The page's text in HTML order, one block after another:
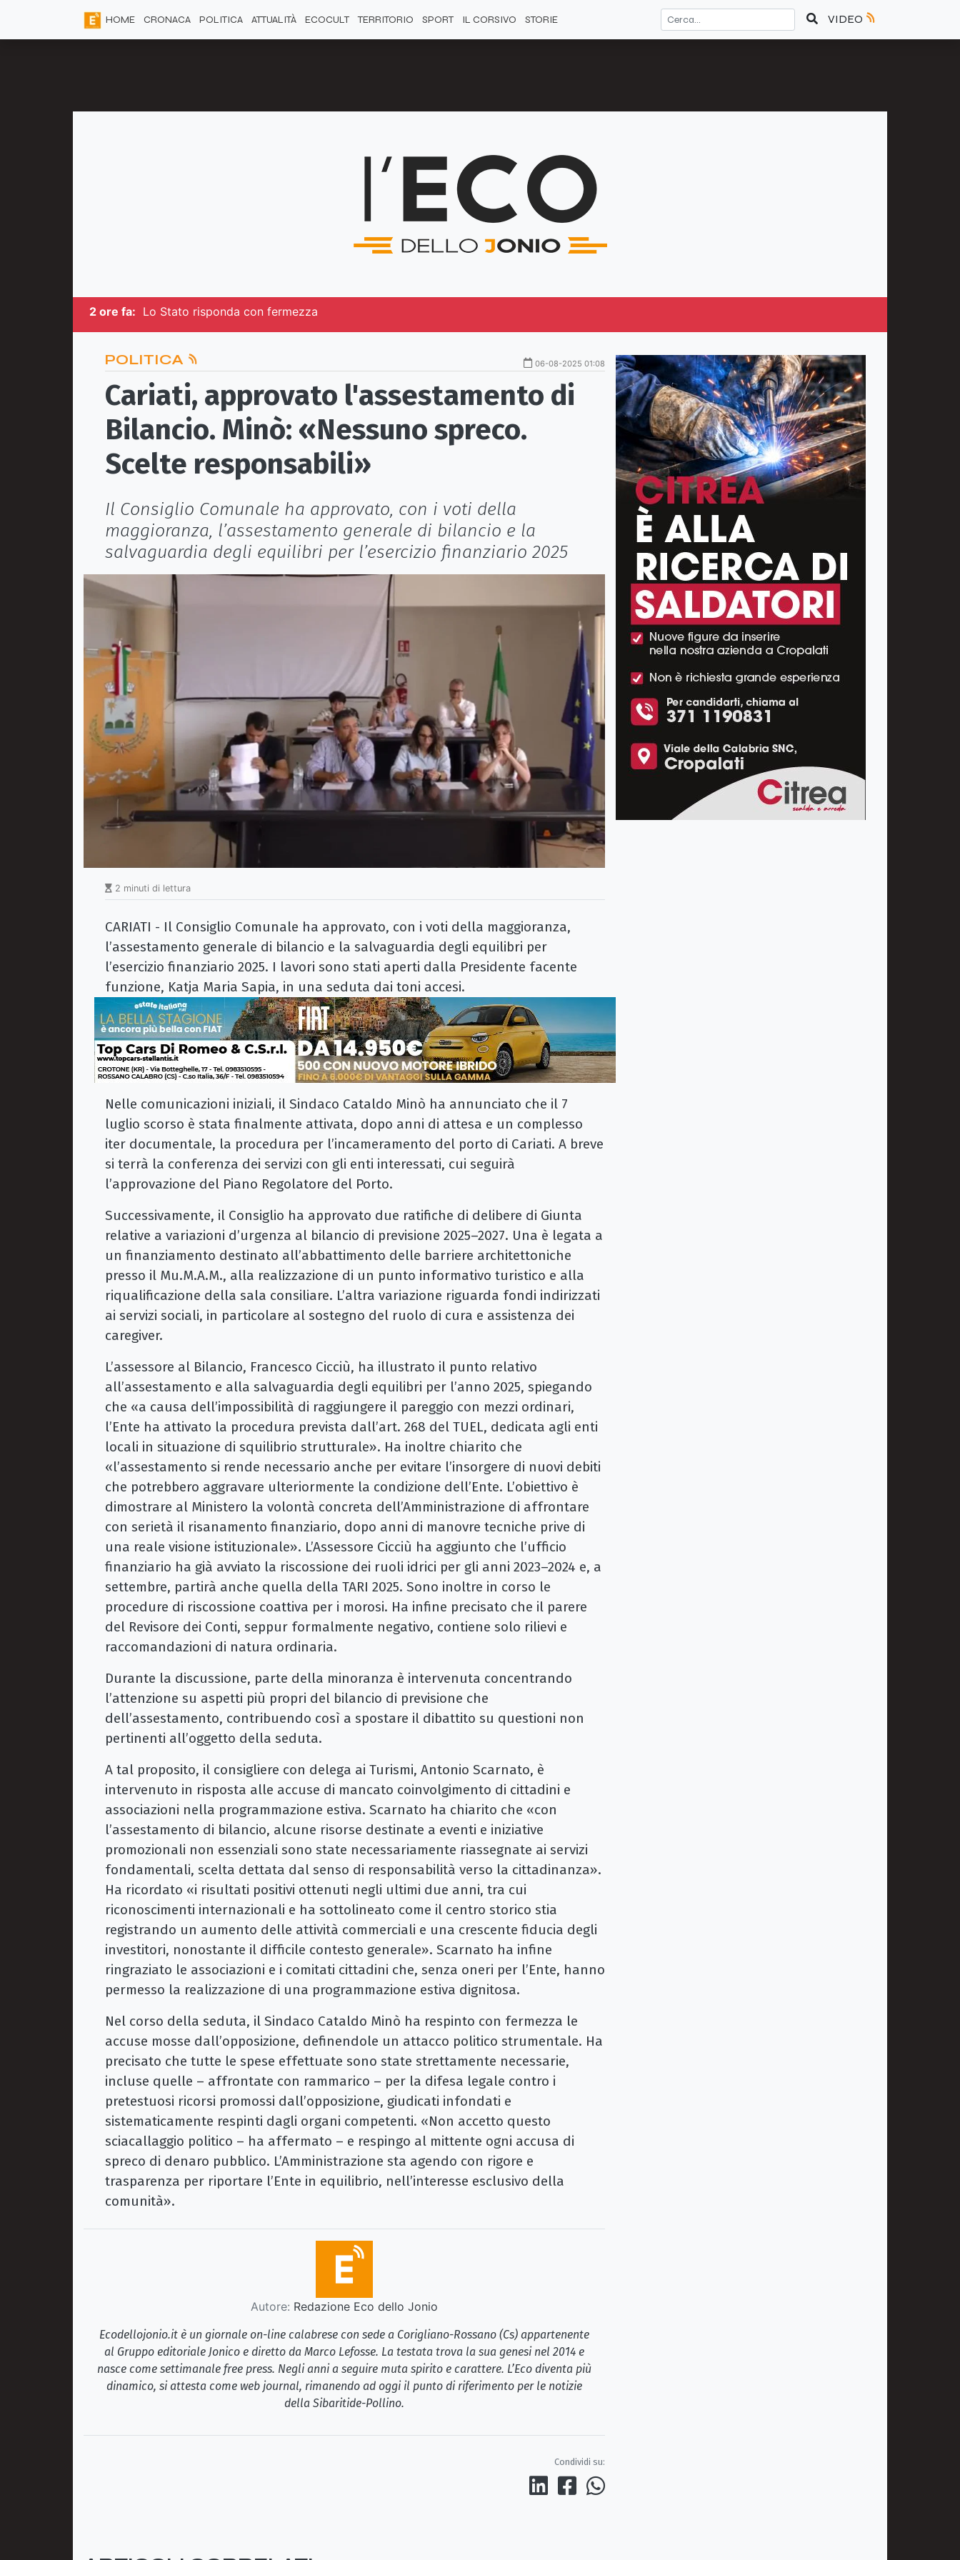
HOME CRONACA POLITICA ATTUALITÀ ECOCULT TERRITORIO SPORT IL CORSIVO STORIE VIDEO
2 ore fa: Lo Stato risponda con fermezza
POLITICA 06-08-2025 01:08
Cariati, approvato l'assestamento di
Bilancio. Minò: «Nessuno spreco.
Scelte responsabili»
Il Consiglio Comunale ha approvato, con i voti della
maggioranza, l’assestamento generale di bilancio e la
salvaguardia degli equilibri per l’esercizio finanziario 2025
2 minuti di lettura
CARIATI - Il Consiglio Comunale ha approvato, con i voti della maggioranza,
l’assestamento generale di bilancio e la salvaguardia degli equilibri per
l’esercizio finanziario 2025. I lavori sono stati aperti dalla Presidente facente
funzione, Katja Maria Sapia, in una seduta dai toni accesi.
Nelle comunicazioni iniziali, il Sindaco Cataldo Minò ha annunciato che il 7
luglio scorso è stata finalmente attivata, dopo anni di attesa e un complesso
iter documentale, la procedura per l’incameramento del porto di Cariati. A breve
si terrà la conferenza dei servizi con gli enti interessati, cui seguirà
l’approvazione del Piano Regolatore del Porto.
Successivamente, il Consiglio ha approvato due ratifiche di delibere di Giunta
relative a variazioni d’urgenza al bilancio di previsione 2025–2027. Una è legata a
un finanziamento destinato all’abbattimento delle barriere architettoniche
presso il Mu.M.A.M., alla realizzazione di un punto informativo turistico e alla
riqualificazione della sala consiliare. L’altra variazione riguarda fondi indirizzati
ai servizi sociali, in particolare al sostegno del ruolo di cura e assistenza dei
caregiver.
L’assessore al Bilancio, Francesco Cicciù, ha illustrato il punto relativo
all’assestamento e alla salvaguardia degli equilibri per l’anno 2025, spiegando
che «a causa dell’impossibilità di raggiungere il pareggio con mezzi ordinari,
l’Ente ha attivato la procedura prevista dall’art. 268 del TUEL, dedicata agli enti
locali in situazione di squilibrio strutturale». Ha inoltre chiarito che
«l’assestamento si rende necessario anche per evitare l’insorgere di nuovi debiti
che potrebbero aggravare ulteriormente la condizione dell’Ente. L’obiettivo è
dimostrare al Ministero la volontà concreta dell’Amministrazione di affrontare
con serietà il risanamento finanziario, dopo anni di manovre tecniche prive di
una reale visione istituzionale». L’Assessore Cicciù ha aggiunto che l’ufficio
finanziario ha già avviato la riscossione dei ruoli idrici per gli anni 2023–2024 e, a
settembre, partirà anche quella della TARI 2025. Sono inoltre in corso le
procedure di riscossione coattiva per i morosi. Ha infine precisato che il parere
del Revisore dei Conti, seppur formalmente negativo, contiene solo rilievi e
raccomandazioni di natura ordinaria.
Durante la discussione, parte della minoranza è intervenuta concentrando
l’attenzione su aspetti più propri del bilancio di previsione che
dell’assestamento, contribuendo così a spostare il dibattito su questioni non
pertinenti all’oggetto della seduta.
A tal proposito, il consigliere con delega ai Turismi, Antonio Scarnato, è
intervenuto in risposta alle accuse di mancato coinvolgimento di cittadini e
associazioni nella programmazione estiva. Scarnato ha chiarito che «con
l’assestamento di bilancio, alcune risorse destinate a eventi e iniziative
promozionali non essenziali sono state necessariamente riassegnate ai servizi
fondamentali, scelta dettata dal senso di responsabilità verso la cittadinanza».
Ha ricordato «i risultati positivi ottenuti negli ultimi due anni, tra cui
riconoscimenti internazionali e ha sottolineato come il centro storico stia
registrando un aumento delle attività commerciali e una crescente fiducia degli
investitori, nonostante il difficile contesto generale». Scarnato ha infine
ringraziato le associazioni e i comitati cittadini che, senza oneri per l’Ente, hanno
permesso la realizzazione di una programmazione estiva dignitosa.
Nel corso della seduta, il Sindaco Cataldo Minò ha respinto con fermezza le
accuse mosse dall’opposizione, definendole un attacco politico strumentale. Ha
precisato che tutte le spese effettuate sono state strettamente necessarie,
incluse quelle – affrontate con rammarico – per la difesa legale contro i
pretestuosi ricorsi promossi dall’opposizione, giudicati infondati e
sistematicamente respinti dagli organi competenti. «Non accetto questo
sciacallaggio politico – ha affermato – e respingo al mittente ogni accusa di
spreco di denaro pubblico. L’Amministrazione sta agendo con rigore e
trasparenza per riportare l’Ente in equilibrio, nell’interesse esclusivo della
comunità».
Autore: Redazione Eco dello Jonio
Ecodellojonio.it è un giornale on-line calabrese con sede a Corigliano-Rossano (Cs) appartenente
al Gruppo editoriale Jonico e diretto da Marco Lefosse. La testata trova la sua genesi nel 2014 e
nasce come settimanale free press. Negli anni a seguire muta spirito e carattere. L’Eco diventa più
dinamico, si attesta come web journal, rimanendo ad oggi il punto di riferimento per le notizie
della Sibaritide-Pollino.
Condividi su: